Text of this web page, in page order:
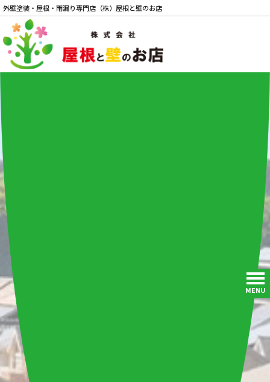
外壁塗装・屋根・雨漏り専門店（株）屋根と壁のお店
MENU